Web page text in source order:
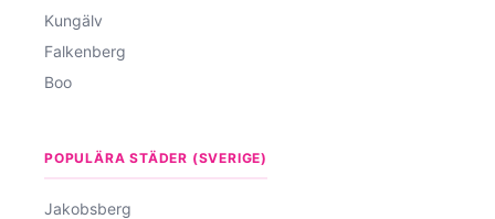
Kungälv
Falkenberg
Boo
POPULÄRA STÄDER (SVERIGE)
Jakobsberg